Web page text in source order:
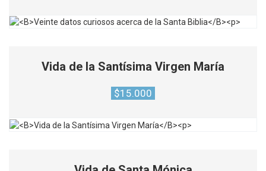
Vida de la Santísima Virgen María
$15.000